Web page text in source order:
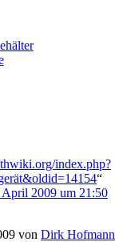
index.php?
“
April 2009 um 21:50
von Dirk Hofmann